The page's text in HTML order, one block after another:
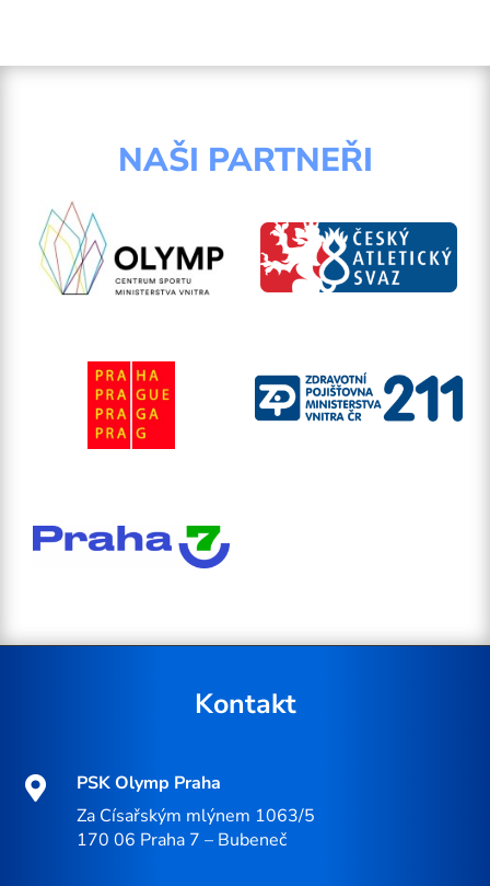
NAŠI PARTNEŘI
Kontakt

PSK Olymp Praha
Za Císařským mlýnem 1063/5
170 06 Praha 7 – Bubeneč